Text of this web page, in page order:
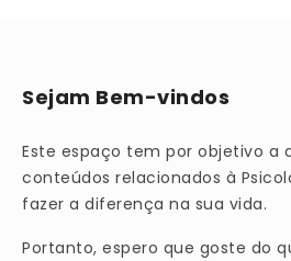
Sejam Bem-vindos
Este espaço tem por objetivo a
conteúdos relacionados à
fazer a diferença na sua vida.
Portanto, espero que goste do